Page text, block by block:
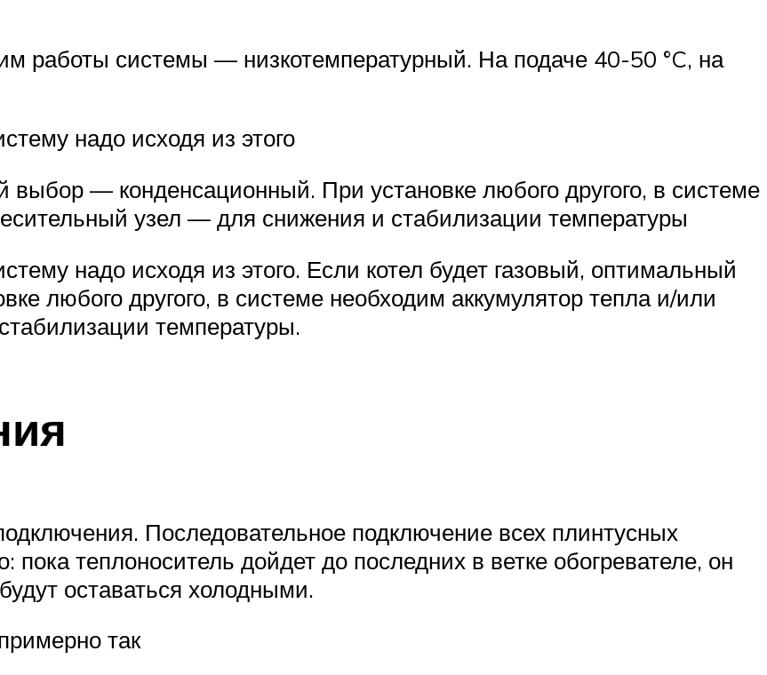
работы системы — низкотемпературный. На подаче 40-50 °C, на
надо исходя из этого
выбор — конденсационный. При установке любого другого, в системе
узел — для снижения и стабилизации температуры
надо исходя из этого. Если котел будет газовый, оптимальный
любого другого, в системе необходим аккумулятор тепла и/или
температуры.
Последовательное подключение всех плинтусных
теплоноситель дойдет до последних в ветке обогревателе, он
оставаться холодными.
так